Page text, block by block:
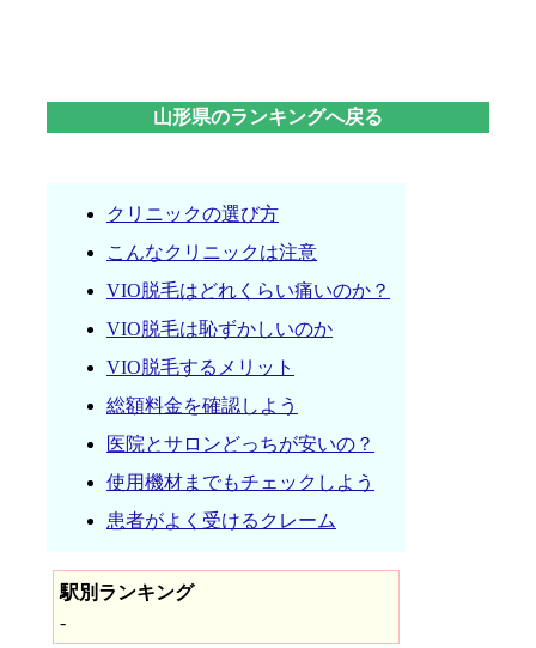
山形県のランキングへ戻る
クリニックの選び方
こんなクリニックは注意
VIO脱毛はどれくらい痛いのか？
VIO脱毛は恥ずかしいのか
VIO脱毛するメリット
総額料金を確認しよう
医院とサロンどっちが安いの？
使用機材までもチェックしよう
患者がよく受けるクレーム
駅別ランキング
-